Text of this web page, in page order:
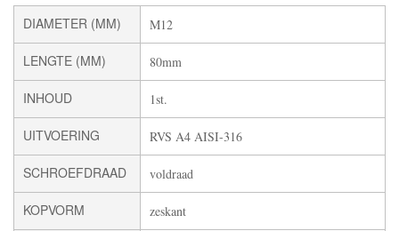
DIAMETER (MM) M12
LENGTE (MM) 80mm
INHOUD 1st.
UITVOERING RVS A4 AISI-316
SCHROEFDRAAD voldraad
KOPVORM zeskant